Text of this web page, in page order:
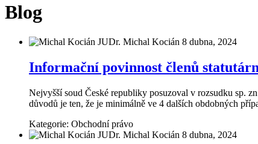
Blog
JUDr. Michal Kocián 8 dubna, 2024
Informační povinnost členů
Nejvyšší soud České republiky posuzoval v rozsudku sp.
důvodů je ten, že je minimálně ve 4 dalších obdobných
Kategorie: Obchodní právo
JUDr. Michal Kocián 8 dubna, 2024